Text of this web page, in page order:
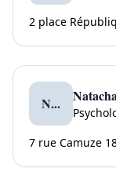
2 place
N...
7 rue Camuze